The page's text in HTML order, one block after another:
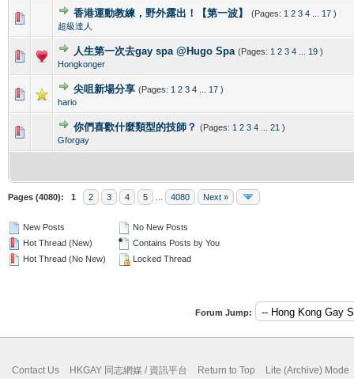
香港運動教練，野外露出！【第一波】 (Pages: 1 2 3 4 17 )
超級達人
0 Vote(s) - 0 out of 5 in Average
123 4
人生第一次去gay spa @Hugo Spa (Pages: 1 2 3 4 19 )
Hongkonger
0 Vote(s) - 0 out of 5 in Average
1 2345
尖咀新場分享 (Pages: 1 2 3 4 17 )
hario
0 Vote(s) - 0 out of 5 in Average
1 2 345
你們喜歡什麼類型的技師？ (Pages: 1 2 3 4 21 )
Gforgay
0 Vote(s) - 0 out of 5 in Average
123 4 5
Pages (4080): 1 2 3 4 5 4080 Next »
New Posts
Hot Thread (New)
Hot Thread (No New)
No New Posts
Contains Posts by You
Locked Thread
Forum Jump:
Contact Us HKGAY 同志網媒 / 資訊平台 Return to Top Lite (Archive) Mode